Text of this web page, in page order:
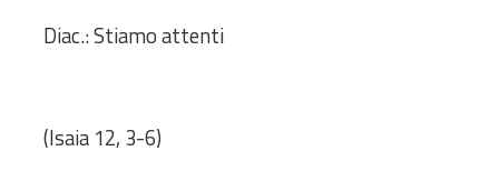
Diac.: Stiamo attenti
(Isaia 12, 3-6)